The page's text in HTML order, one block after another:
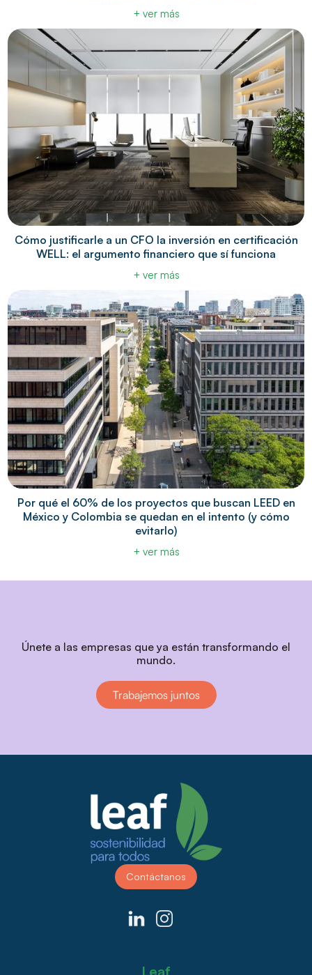
+ ver más
Cómo justificarle a un CFO la inversión en certificación
WELL: el argumento financiero que sí funciona
+ ver más
Por qué el 60% de los proyectos que buscan LEED en
México y Colombia se quedan en el intento (y cómo
evitarlo)
+ ver más
Únete a las empresas que ya están transformando el
mundo.
Trabajemos juntos
Contáctanos
Leaf